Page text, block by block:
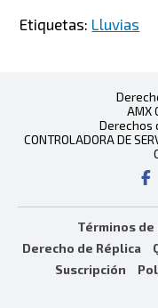
Etiquetas: Lluvias
AMX
Derechos
CONTROLADORA DE
Términos de
Derecho de Réplica
Suscripción